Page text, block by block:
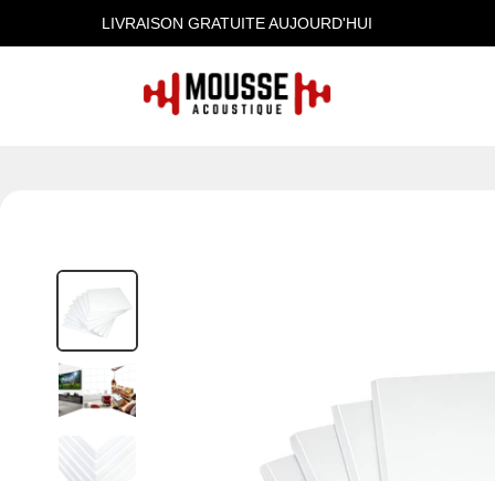
LIVRAISON GRATUITE AUJOURD'HUI